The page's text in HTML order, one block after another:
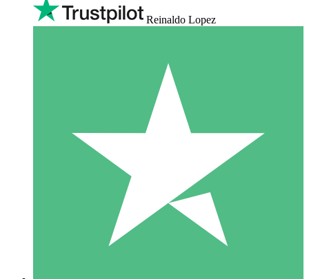
Reinaldo Lopez